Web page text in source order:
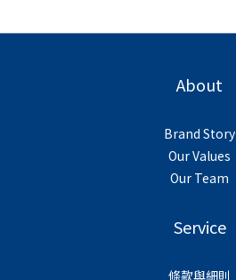
About
Brand Story
Our Values
Our Team
Service
條款與細則